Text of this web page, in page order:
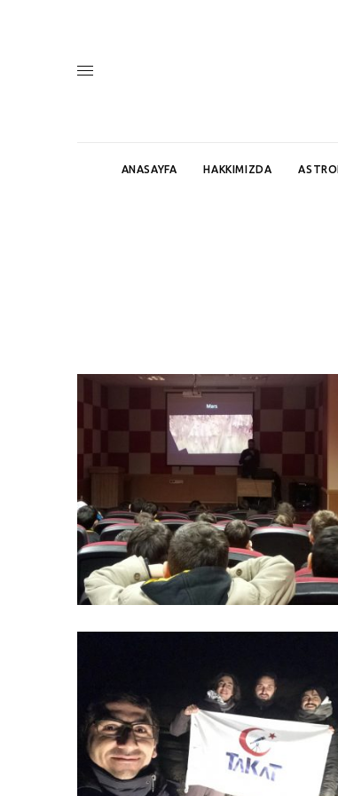
ANASAYFA HAKKIMIZDA